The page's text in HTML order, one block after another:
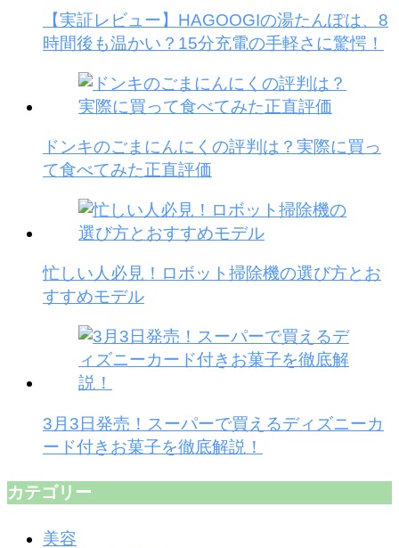
【実証レビュー】HAGOOGIの湯たんぽは、8
時間後も温かい？15分充電の手軽さに驚愕！
ドンキのごまにんにくの評判は？実際に買っ
て食べてみた正直評価
忙しい人必見！ロボット掃除機の選び方とお
すすめモデル
3月3日発売！スーパーで買えるディズニーカ
ード付きお菓子を徹底解説！
カテゴリー
美容